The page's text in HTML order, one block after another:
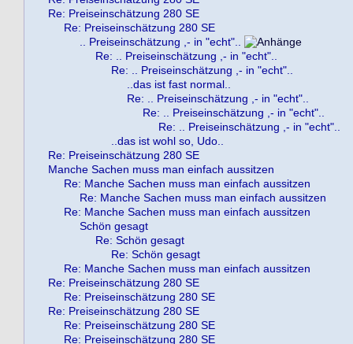
Re: Preiseinschätzung 280 SE
Re: Preiseinschätzung 280 SE
.. Preiseinschätzung ,- in "echt"..
Re: .. Preiseinschätzung ,- in "echt"..
Re: .. Preiseinschätzung ,- in "echt"..
..das ist fast normal..
Re: .. Preiseinschätzung ,- in "echt"..
Re: .. Preiseinschätzung ,- in "echt"..
Re: .. Preiseinschätzung ,- in "echt"..
..das ist wohl so, Udo..
Re: Preiseinschätzung 280 SE
Manche Sachen muss man einfach aussitzen
Re: Manche Sachen muss man einfach aussitzen
Re: Manche Sachen muss man einfach aussitzen
Re: Manche Sachen muss man einfach aussitzen
Schön gesagt
Re: Schön gesagt
Re: Schön gesagt
Re: Manche Sachen muss man einfach aussitzen
Re: Preiseinschätzung 280 SE
Re: Preiseinschätzung 280 SE
Re: Preiseinschätzung 280 SE
Re: Preiseinschätzung 280 SE
Re: Preiseinschätzung 280 SE